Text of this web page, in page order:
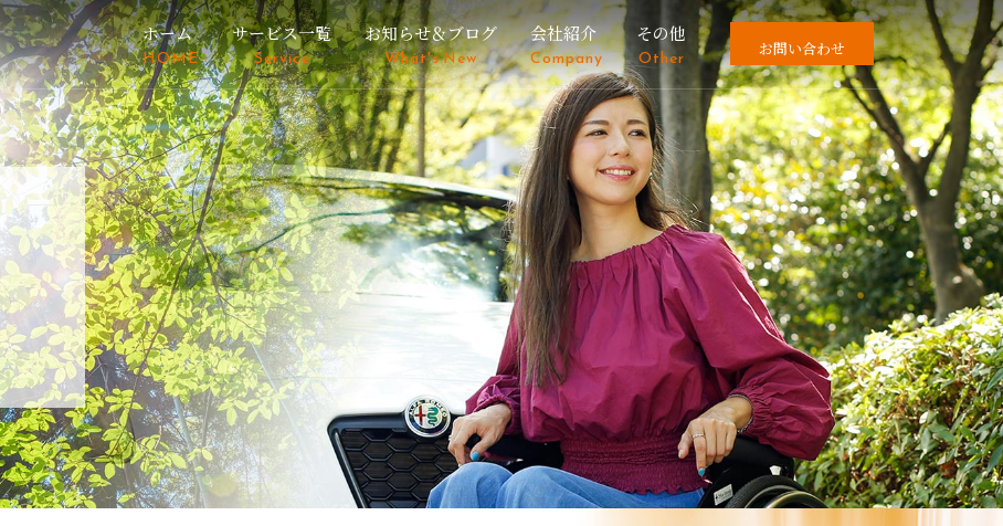
お問い合わせ
ホーム
HOME
サービス一覧
Service
お知らせ＆ブログ
What's New
会社紹介
Company
その他
Other